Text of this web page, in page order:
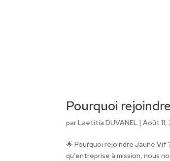
Pourquoi
parLaetitia DUVANEL |Août
🌟 Pourquoi rejoindre Jaune Vif
qu’entreprise à mission, nous